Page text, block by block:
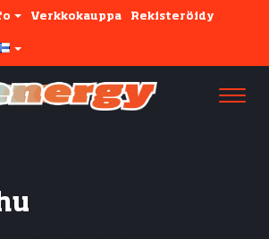
Verkkokauppa Rekisteröidy